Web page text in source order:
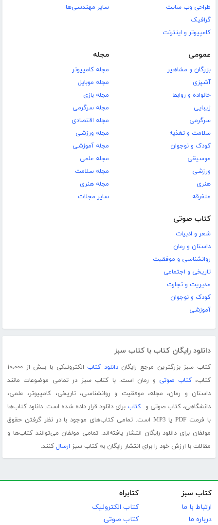
طراحی وب سایت
گرافیک
کامپیوتر و اینترنت
سایر مهندسی‌ها
عمومی
بزرگان و مشاهیر
آشپزی
خانواده و روابط
زیبایی
سرگرمی
سلامت و تغذیه
کودک و نوجوان
موسیقی
ورزشی
هنری
متفرقه
مجله
مجله کامپیوتر
مجله موبایل
مجله بازی
مجله سرگرمی
مجله اقتصادی
مجله ورزشی
مجله آموزشی
مجله علمی
مجله سلامت
مجله هنری
سایر مجلات
کتاب صوتی
شعر و ادبیات
داستان و رمان
روانشناسی و موفقیت
تاریخی و اجتماعی
مدیریت و تجارت
کودک و نوجوان
آموزشی
دانلود رایگان کتاب با کتاب سبز
کتاب سبز بزرگترین مرجع رایگاندانلود کتاب
الکترونیکی با بیش از ۱۰،۰۰۰
کتاب،کتاب صوتی و رمان است. با کتاب سبز در تمامی موضوعات مانند
داستان و رمان، مجله، موفقیت و روانشناسی، تاریخی، کامپیوتر، علمی،
دانشگاهی، کتاب صوتی و...کتاب برای دانلود قرار داده شده است. دانلود کتاب‌ها
با فرمت PDF یا MP3 است. تمامی کتاب‌های موجود با در نظر گرفتن حقوق
مولفان برای دانلود رایگان انتشار یافته‌اند. تمامی مولفان می‌توانند کتاب‌ها و
مقالات با ارزش خود را برای انتشار رایگان به کتاب سبز ارسال کنند.
کتاب سبز
ارتباط با ما
درباره ما
کتابراه
کتاب الکترونیک
کتاب صوتی